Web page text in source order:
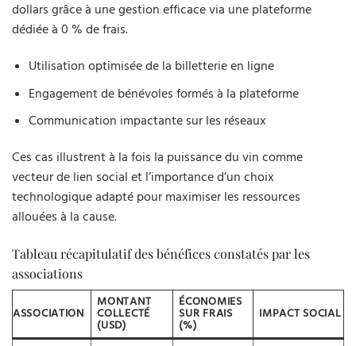
dollars grâce à une gestion efficace via une plateforme
dédiée à 0 % de frais.
Utilisation optimisée de la billetterie en ligne
Engagement de bénévoles formés à la plateforme
Communication impactante sur les réseaux
Ces cas illustrent à la fois la puissance du vin comme
vecteur de lien social et l’importance d’un choix
technologique adapté pour maximiser les ressources
allouées à la cause.
Tableau récapitulatif des bénéfices constatés par les
associations
ASSOCIATION
MONTANT
COLLECTÉ
(USD)
ÉCONOMIES
SUR FRAIS
(%)
IMPACT SOCIAL